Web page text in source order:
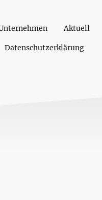
Aktuell
Datenschutzerklärung